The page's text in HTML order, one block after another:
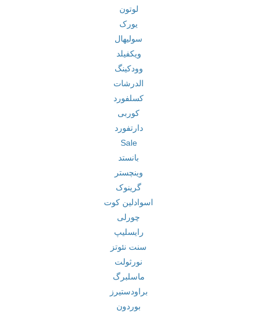
لوتون
یورک
سولیهال
ویکفیلد
وودکینگ
الدرشات
کسلفورد
کوربی
دارتفورد
Sale
بانستد
وینچستر
گرینوک
اسوادلین کوت
چورلی
رایسلیپ
سنت نئوتز
نورثولت
ماسلبرگ
براودستیرز
بوردون